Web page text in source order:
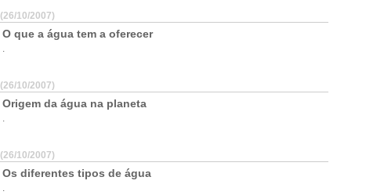
(26/10/2007)
O que a água tem a oferecer
.
(26/10/2007)
Origem da água na planeta
.
(26/10/2007)
Os diferentes tipos de água
.